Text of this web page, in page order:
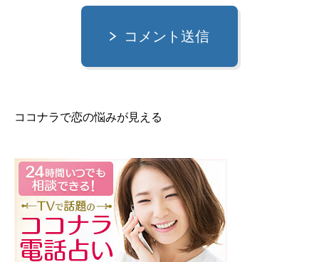
コメント送信
ココナラで恋の悩みが見える